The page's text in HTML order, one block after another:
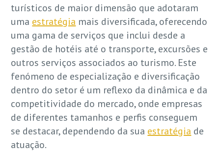
turísticos de maior dimensão que adotaram
uma estratégia mais diversificada, oferecendo
uma gama de serviços que inclui desde a
gestão de hotéis até o transporte, excursões e
outros serviços associados ao turismo. Este
fenómeno de especialização e diversificação
dentro do setor é um reflexo da dinâmica e da
competitividade do mercado, onde empresas
de diferentes tamanhos e perfis conseguem
se destacar, dependendo da sua estratégia de
atuação.